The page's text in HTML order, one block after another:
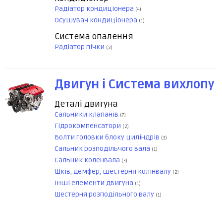
Радіатор кондиціонера (4)
Осушувач кондиціонера (1)
Система опалення
Радіатор пічки (2)
Двигун і Система вихлопу
Деталі двигуна
Сальники клапанів (7)
Гідрокомпенсатори (2)
Болти головки блоку циліндрів (3)
Сальник розподільчого вала (1)
Сальник коленвала (3)
Шків, демфер, шестерня колінвалу (2)
Інші елементи двигуна (1)
Шестерня розподільного валу (1)